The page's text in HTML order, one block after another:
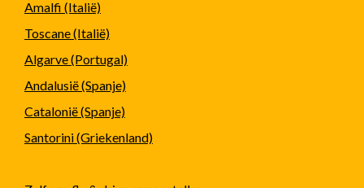
Amalfi (Italië)
Toscane (Italië)
Algarve (Portugal)
Andalusië (Spanje)
Catalonië (Spanje)
Santorini (Griekenland)